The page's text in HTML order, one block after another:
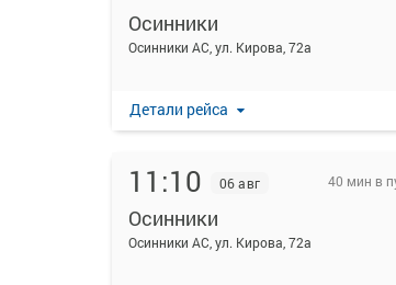
Осинники
Осинники АС, ул. Кирова, 72а
Детали рейса
11:10 06 авг 40 мин в
Осинники
Осинники АС, ул. Кирова, 72а